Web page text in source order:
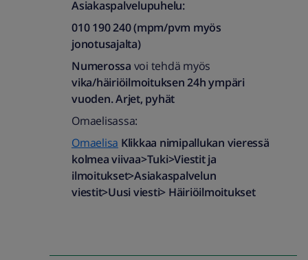
Asiakaspalvelupuhelu:
010 190 240 (mpm/pvm myös
jonotusajalta)​
Numerossa voi tehdä myös
vika/häiriöilmoituksen24h ympäri
vuoden. Arjet, pyhät
Omaelisassa:
Omaelisa Klikkaa nimipallukan vieressä
kolmea viivaa>Tuki>Viestit ja
ilmoitukset>Asiakaspalvelun
viestit>Uusi viesti> Häiriöilmoitukset